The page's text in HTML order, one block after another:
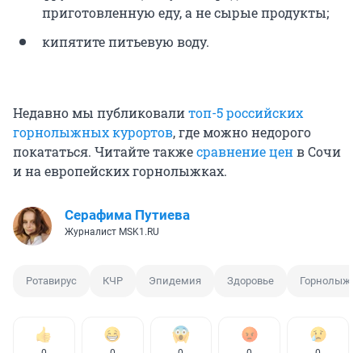
приготовленную еду, а не сырые продукты;
кипятите питьевую воду.
Недавно мы публиковалитоп-5 российских
горнолыжных курортов, где можно недорого
покататься. Читайте такжесравнение ценв Сочи
и на европейских горнолыжках.
Серафима Путиева
Журналист MSK1.RU
Ротавирус КЧР Эпидемия Здоровье Горнолыжка